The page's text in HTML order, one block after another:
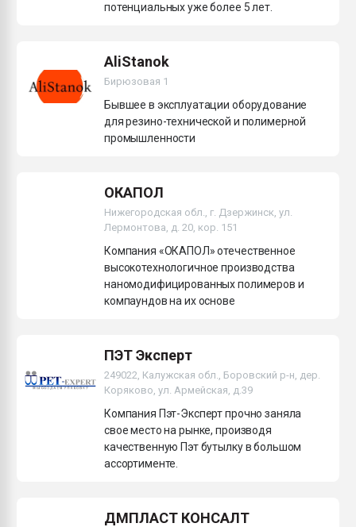
потенциальных уже более 5 лет.
AliStanok
Бирюзовая 1
Бывшее в эксплуатации оборудование
для резино-технической и полимерной
промышленности
ОКАПОЛ
Нижегородская обл., г. Дзержинск, ул.
Лермонтова, д. 20, кор. 151
Компания «ОКАПОЛ» отечественное
высокотехнологичное производства
наномодифицированных полимеров и
компаундов на их основе
ПЭТ Эксперт
249022, Калужская обл., Боровский р-н, дер.
Коряково, ул. Армейская, д.39
Компания Пэт-Эксперт прочно заняла
свое место на рынке, производя
качественную Пэт бутылку в большом
ассортименте.
ДМПЛАСТ КОНСАЛТ